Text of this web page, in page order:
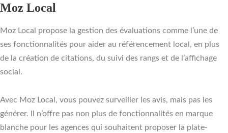
Moz Local
Moz Local propose la gestion des évaluations comme l’une de
ses fonctionnalités pour aider au référencement local, en plus
de la création de citations, du suivi des rangs et de l’affichage
social.
Avec Moz Local, vous pouvez surveiller les avis, mais pas les
générer. Il n’offre pas non plus de fonctionnalités en marque
blanche pour les agences qui souhaitent proposer la plate-